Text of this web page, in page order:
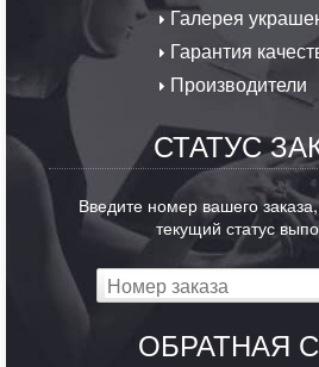
Галерея
Гарантия
Производители
СТАТУС
Введите номер вашего
текущий статус
ОБРАТНАЯ